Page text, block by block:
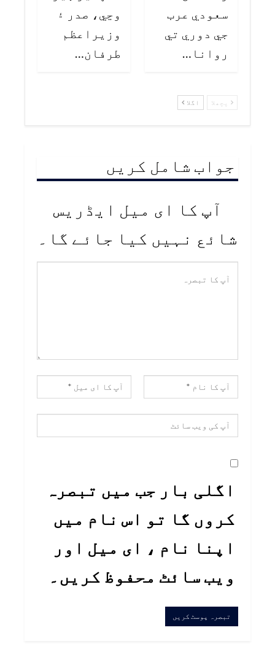
سعودي عرب
جي دوري تي
روانا…
وڃي، صدر ۽
وزيراعظم
طرفان…
پچھلا اگلا
جواب شامل کریں
آپ کا ای میل ایڈریس
شائع نہیں کیا جائے گا۔
اگلی بار جب میں تبصرہ
کروں گا تو اس نام میں
اپنا نام ، ای میل اور
ویب سائٹ محفوظ کریں۔